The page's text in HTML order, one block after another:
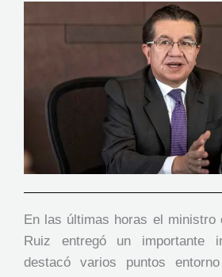
En las últimas horas el ministro
Ruiz entregó un importante
destacó varios puntos